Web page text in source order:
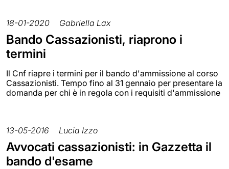
18-01-2020 Gabriella Lax
Bando Cassazionisti, riaprono i
termini
Il Cnf riapre i termini per il bando d'ammissione al corso
Cassazionisti. Tempo fino al 31 gennaio per presentare la
domanda per chi è in regola con i requisiti d'ammissione
13-05-2016 Lucia Izzo
Avvocati cassazionisti: in Gazzetta il
bando d'esame